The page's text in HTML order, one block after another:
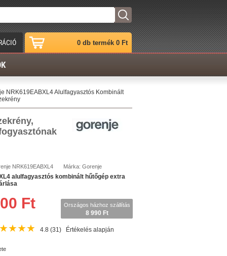
0 db termék 0 Ft
NRK619EABXL4 Alulfagyasztós Kombinált
NRK619EABXL4 Márka: Gorenje
alulfagyasztós kombinált hűtőgép extra
Ft Országos házhoz szállítás
8 990 Ft
★★★★ 4.8 (31)Értékelés alapján